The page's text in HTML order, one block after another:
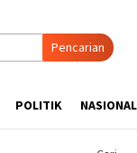
Pencarian
POLITIK NASIONAL